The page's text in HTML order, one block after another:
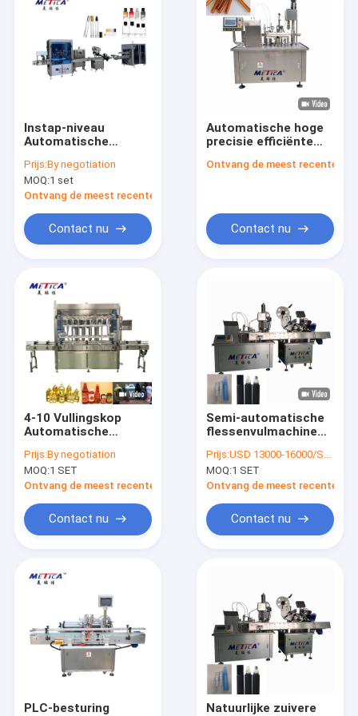
Producten
VR-show
Ongeveer ons
Fabrieksreis
Contacteer ons
Verzoek om een Citaat
Flessenvullenmachine
FLES HET AFDEKKEN MACHINE
fles etiketteringsmachine
Instap-niveau
Automatische
Krimpmachine 1200-
1800BPH 2-Kops
Tandwielpomp Enkele
Prijs:By negotiation
MOQ:1 set
Ontvang de meest recente Prijs
Contact nu
Automatische hoge
precisie efficiënte
machine voor
Ontvang de meest recente
Contact nu
4-10 Vullingskop
Automatische
304/316 roestvrij
staal Servo
aangedreven
Prijs:By negotiation
MOQ:1 SET
Ontvang de meest recente Prijs
Contact nu
Semi-automatische
flessenvulmachine
vullen van
verschillende
vloeibare producten,
en chemicaliën
Prijs:USD 13000-16000/SET
MOQ:1 SET
Ontvang de meest recente
Contact nu
PLC-besturing
Natuurlijke zuivere